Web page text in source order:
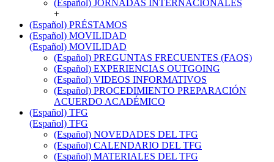
(Español) JORNADAS INTERNACIONALES
+
(Español) PRÉSTAMOS
(Español) MOVILIDAD
(Español) MOVILIDAD
(Español) PREGUNTAS FRECUENTES (FAQS)
(Español) EXPERIENCIAS OUTGOING
(Español) VIDEOS INFORMATIVOS
(Español) PROCEDIMIENTO PREPARACIÓN
ACUERDO ACADÉMICO
(Español) TFG
(Español) TFG
(Español) NOVEDADES DEL TFG
(Español) CALENDARIO DEL TFG
(Español) MATERIALES DEL TFG